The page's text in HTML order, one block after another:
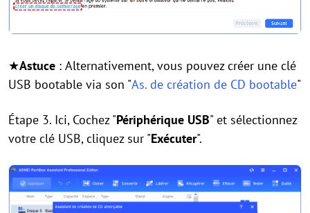
★Astuce : Alternativement, vous pouvez créer une clé
USB bootable via son "As. de création de CD bootable"
Étape 3. Ici, Cochez "Périphérique USB" et sélectionnez
votre clé USB, cliquez sur "Exécuter".